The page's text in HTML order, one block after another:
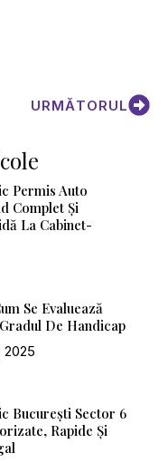
URMĂTORUL
Permis Auto
Complet Și
La Cabinet-
Se Evaluează
De Handicap
2025
București Sector 6
Rapide Și